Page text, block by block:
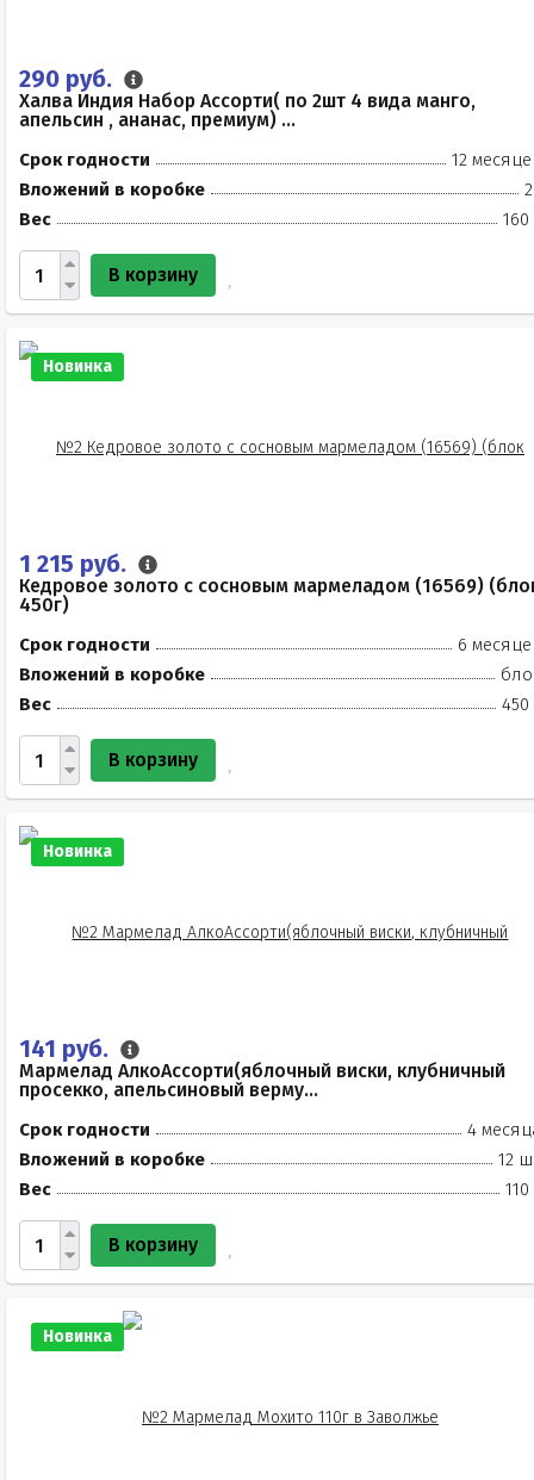
290 руб.
Халва Индия Набор Ассорти( по 2шт 4 вида манго,
апельсин , ананас, премиум) ...
Срок годности
12
Вложений в коробке
Вес
160
В корзину
Новинка
1 215 руб.
Кедровое золото с сосновым мармеладом (16569)
450г)
Срок годности
6
Вложений в коробке
Вес
450
В корзину
Новинка
141 руб.
Мармелад АлкоАссорти(яблочный виски, клубничный
просекко, апельсиновый верму...
Срок годности
4
Вложений в коробке
12
Вес
110
В корзину
Новинка